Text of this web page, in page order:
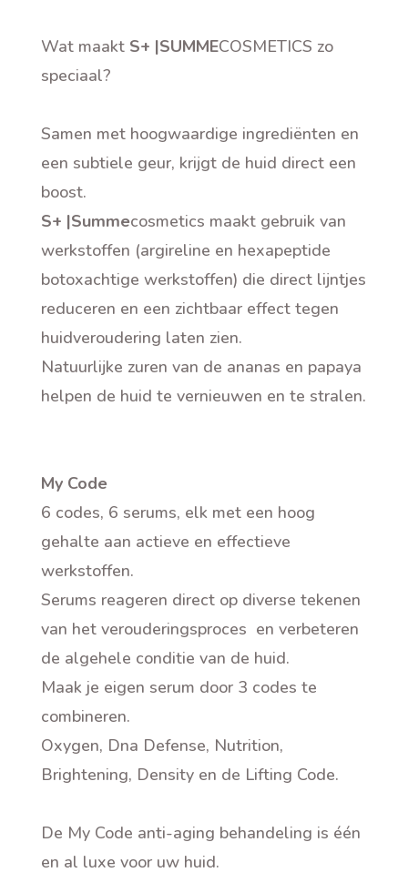
Wat maakt S+ |SUMMECOSMETICS zo
speciaal?
Samen met hoogwaardige ingrediënten en
een subtiele geur, krijgt de huid direct een
boost.
S+ |Summecosmetics maakt gebruik van
werkstoffen (argireline en hexapeptide
botoxachtige werkstoffen) die direct lijntjes
reduceren en een zichtbaar effect tegen
huidveroudering laten zien.
Natuurlijke zuren van de ananas en papaya
helpen de huid te vernieuwen en te stralen.
My Code
6 codes, 6 serums, elk met een hoog
gehalte aan actieve en effectieve
werkstoffen.
Serums reageren direct op diverse tekenen
van het verouderingsproces en verbeteren
de algehele conditie van de huid.
Maak je eigen serum door 3 codes te
combineren.
Oxygen, Dna Defense, Nutrition,
Brightening, Density en de Lifting Code.
De My Code anti-aging behandeling is één
en al luxe voor uw huid.